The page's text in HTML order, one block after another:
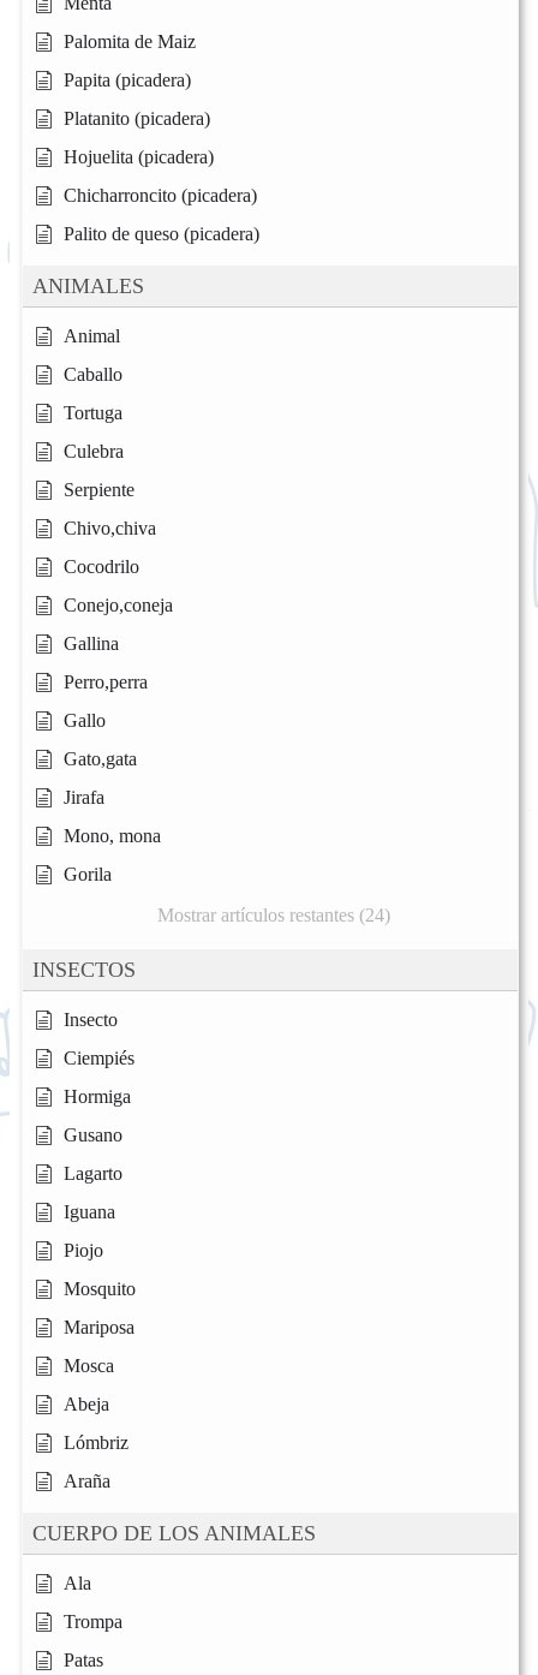
Palomita de Maiz
Papita (picadera)
Platanito (picadera)
Hojuelita (picadera)
Chicharroncito (picadera)
Palito de queso (picadera)
ANIMALES
Animal
Caballo
Tortuga
Culebra
Serpiente
Chivo,chiva
Cocodrilo
Conejo,coneja
Gallina
Perro,perra
Gallo
Gato,gata
Jirafa
Mono, mona
Gorila
Mostrar artículos restantes (24)
INSECTOS
Insecto
Ciempiés
Hormiga
Gusano
Lagarto
Iguana
Piojo
Mosquito
Mariposa
Mosca
Abeja
Lómbriz
Araña
CUERPO DE LOS ANIMALES
Ala
Trompa
Patas